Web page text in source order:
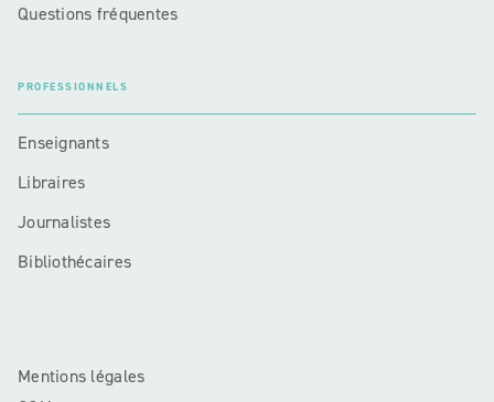
Questions fréquentes
PROFESSIONNELS
Enseignants
Libraires
Journalistes
Bibliothécaires
Mentions légales